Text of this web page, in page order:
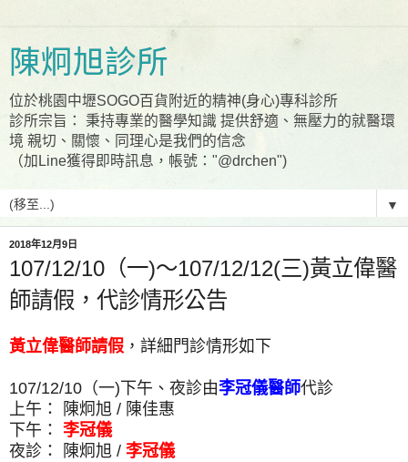
陳炯旭診所
位於桃園中壢SOGO百貨附近的精神(身心)專科診所
診所宗旨： 秉持專業的醫學知識 提供舒適、無壓力的就醫環
境 親切、關懷、同理心是我們的信念
（加Line獲得即時訊息，帳號："@drchen")
▼
2018年12月9日
107/12/10（一)～107/12/12(三)黃立偉醫
師請假，代診情形公告
黃立偉醫師請假 ，詳細門診情形如下
107/12/10（一)下午、夜診由李冠儀醫師代診
上午： 陳炯旭 / 陳佳惠
下午： 李冠儀
夜診： 陳炯旭 / 李冠儀